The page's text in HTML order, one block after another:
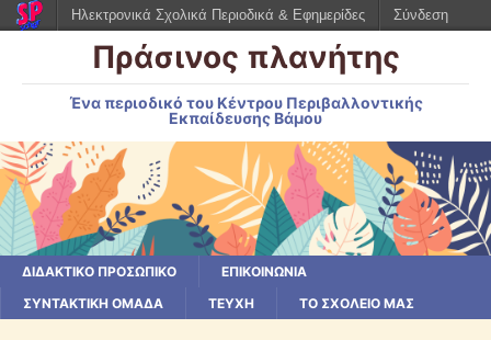
Πράσινος πλανήτης
Ένα περιοδικό του Κέντρου Περιβαλλοντικής
Εκπαίδευσης Βάμου
ΔΙΔΑΚΤΙΚΟ ΠΡΟΣΩΠΙΚΟ
ΕΠΙΚΟΙΝΩΝΙΑ
ΣΥΝΤΑΚΤΙΚΗ ΟΜΑΔΑ
ΤΕΥΧΗ ΤΟ ΣΧΟΛΕΙΟ ΜΑΣ
Ηλεκτρονικά Σχολικά Περιοδικά & Εφημερίδες Σύνδεση